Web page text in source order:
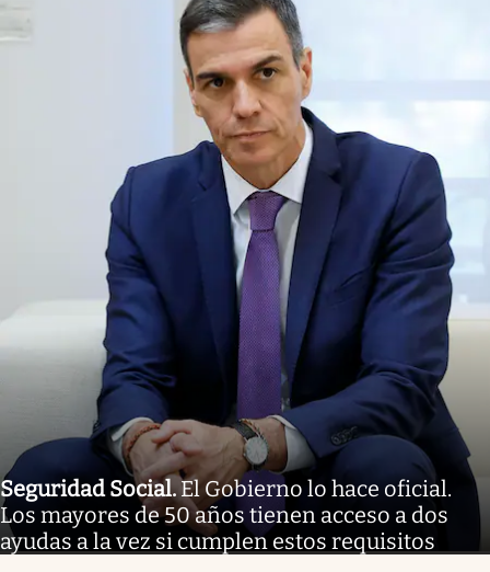
Seguridad Social.El Gobierno lo hace oficial.
Los mayores de 50 años tienen acceso a dos
ayudas a la vez si cumplen estos requisitos